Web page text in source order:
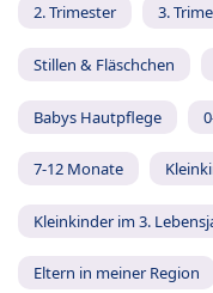
2. Trimester 3.
Stillen & Fläschchen
Babys Hautpflege
7-12 Monate
Kleinkinder im 3.
Eltern in meiner Region